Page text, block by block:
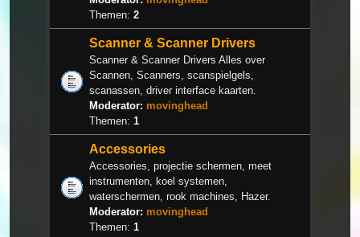
Themen: 2
Scanner & Scanner Drivers
Scanner & Scanner Drivers Alles over
Scannen, Scanners, scanspielgels,
scanassen, driver interface kaarten.
Moderator: movinghead
Themen: 1
Accessories
Accessories, projectie schermen, meet
instrumenten, koel systemen,
waterschermen, rook machines, Hazer.
Moderator: movinghead
Themen: 1